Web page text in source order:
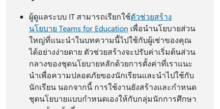
ผู้ดูแลระบบ IT สามารถเรียกใช้ตัวช่วยสร้าง
นโยบาย Teams for Education เพื่อนํานโยบายส่วน
ใหญ่ที่แนะนําในบทความนี้ไปใช้กับผู้เช่าของคุณ
ได้อย่างง่ายดาย ตัวช่วยสร้างจะปรับค่าเริ่มต้นส่วน
กลางของชุดนโยบายหลักด้วยการตั้งค่าที่เราแนะ
นําเพื่อความปลอดภัยของนักเรียนและนําไปใช้กับ
นักเรียน นอกจากนี้ การใช้งานยังสร้างและกําหนด
ชุดนโยบายแบบกําหนดเองให้กับกลุ่มนักการศึกษา